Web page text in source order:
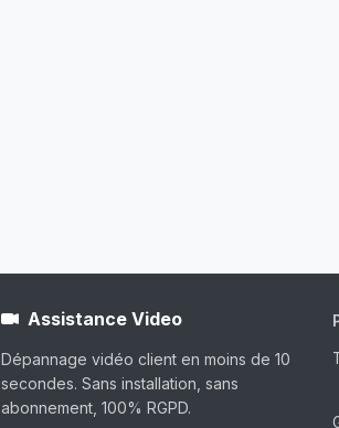
Assistance Video
Dépannage vidéo client en moins de 10
secondes. Sans installation, sans
abonnement, 100% RGPD.